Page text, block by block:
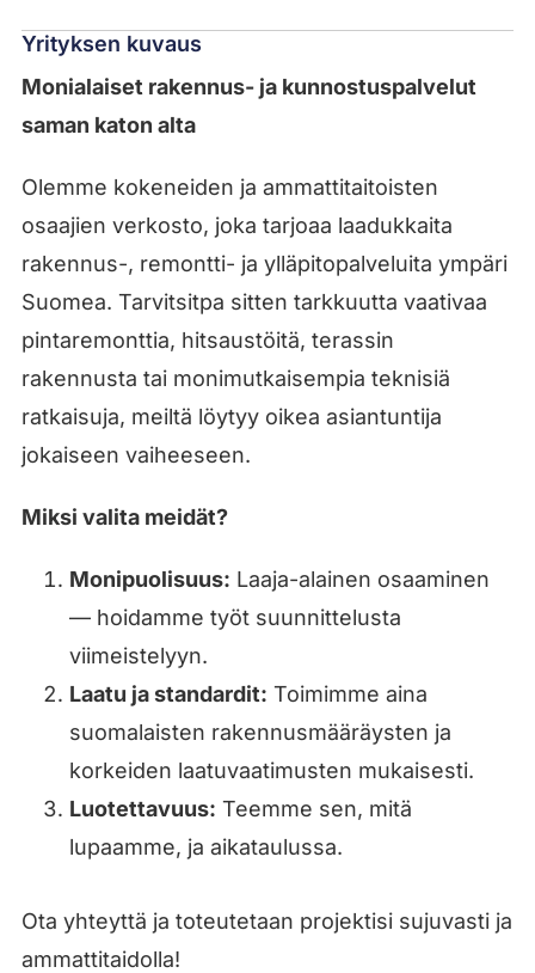
Yrityksen kuvaus
Monialaiset rakennus- ja kunnostuspalvelut
saman katon alta
Olemme kokeneiden ja ammattitaitoisten
osaajien verkosto, joka tarjoaa laadukkaita
rakennus-, remontti- ja ylläpitopalveluita ympäri
Suomea. Tarvitsitpa sitten tarkkuutta vaativaa
pintaremonttia, hitsaustöitä, terassin
rakennusta tai monimutkaisempia teknisiä
ratkaisuja, meiltä löytyy oikea asiantuntija
jokaiseen vaiheeseen.
Miksi valita meidät?
Monipuolisuus: Laaja-alainen osaaminen
— hoidamme työt suunnittelusta
viimeistelyyn.
Laatu ja standardit: Toimimme aina
suomalaisten rakennusmääräysten ja
korkeiden laatuvaatimusten mukaisesti.
Luotettavuus: Teemme sen, mitä
lupaamme, ja aikataulussa.
Ota yhteyttä ja toteutetaan projektisi sujuvasti ja
ammattitaidolla!